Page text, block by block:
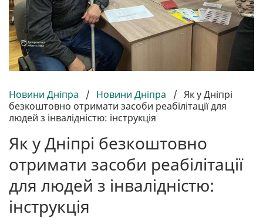
Новини Дніпра / Новини Дніпра / Як у Дніпрі
безкоштовно отримати засоби реабілітації для
людей з інвалідністю: інструкція
Як у Дніпрі безкоштовно
отримати засоби реабілітації
для людей з інвалідністю:
інструкція